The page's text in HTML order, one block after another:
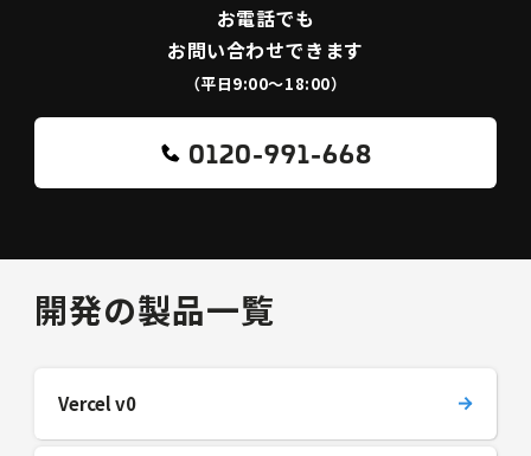
お電話でも
お問い合わせできます
（平日9:00〜18:00）
0120-991-668
開発の製品一覧
Vercel v0